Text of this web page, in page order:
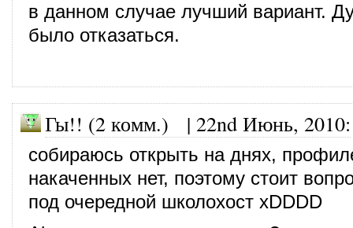
в данном случае лучший вариант.
было отказаться.
Гы!! (2 комм.) | 22nd Июнь, 2010:
собираюсь открыть на днях,
накаченных нет, поэтому стоит
под очередной школохост xDDDD